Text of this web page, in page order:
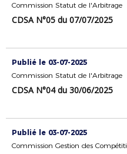
Commission Statut de l'Arbitrage
CDSA N°05 du 07/07/2025
Publié le 03-07-2025
Commission Statut de l'Arbitrage
CDSA N°04 du 30/06/2025
Publié le 03-07-2025